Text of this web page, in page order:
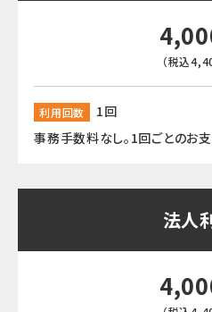
（税込
利用回数
1回
事務手数料なし。1回ごとのお
法人